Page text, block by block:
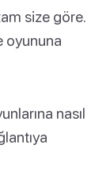
size göre.
oyununa
nasıl